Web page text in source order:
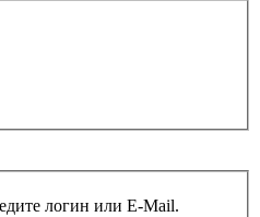
логин или E-Mail.